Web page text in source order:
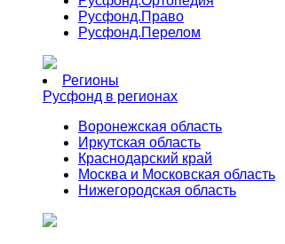
Русфонд.Право
Русфонд.Перелом
Регионы
Русфонд в регионах
Воронежская область
Иркутская область
Краснодарский край
Москва и Московская область
Нижегородская область